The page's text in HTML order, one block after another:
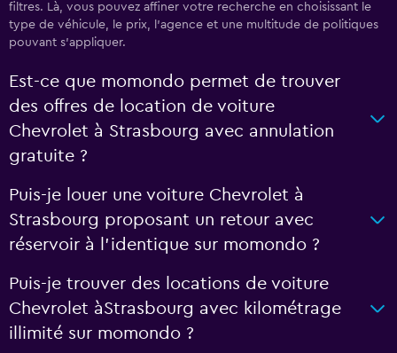
filtres. Là, vous pouvez affiner votre recherche en choisissant le
type de véhicule, le prix, l'agence et une multitude de politiques
pouvant s'appliquer.
Est-ce que momondo permet de trouver
des offres de location de voiture
Chevrolet à Strasbourg avec annulation
gratuite ?
Puis-je louer une voiture Chevrolet à
Strasbourg proposant un retour avec
réservoir à l'identique sur momondo ?
Puis-je trouver des locations de voiture
Chevrolet àStrasbourg avec kilométrage
illimité sur momondo ?